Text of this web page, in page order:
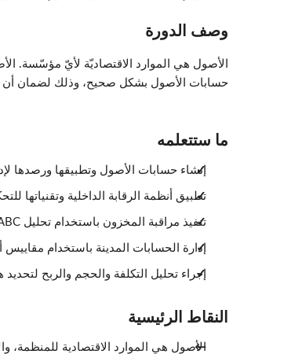
وصف الدورة
الأصول هي الموارد الاقتصاديّة لأيّ مؤسّسة.
حسابات الأصول بشكل صحيح، وذلك لضمان أن
ما ستتعلمه
إنشاء حسابات الأصول وتطبيقها ورصدها
تطبيق أنظمة الرقابة الداخلية وتقنياتها
تنفيذ مراقبة المخزون باستخدام تحليل ABC وحسابات الكمية الاقتصادية للطلب وأيام المخزون في المتناول
إدارة الحسابات المدينة باستخدام
إجراء تحليل التكلفة والحجم والربح
النقاط الرئيسية
الأصول هي الموارد الاقتصادية للمنظمة،